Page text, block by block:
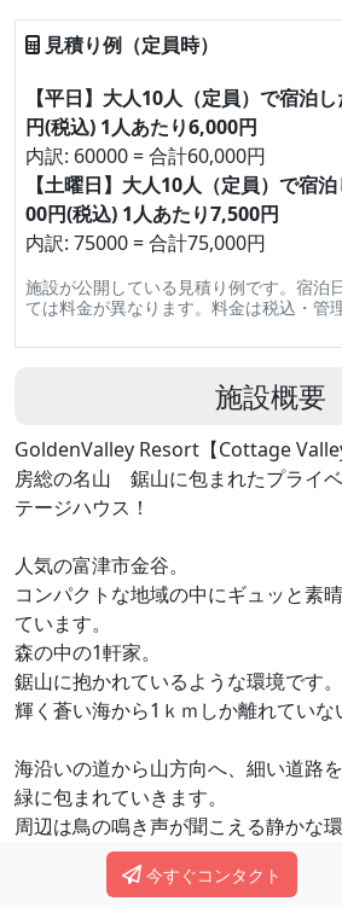
見積り例（定員時）
【平日】大人10人（定員）で宿泊
円(税込) 1人あたり6,000円
内訳: 60000 = 合計60,000円
【土曜日】大人10人（定員）で宿
00円(税込) 1人あたり7,500円
内訳: 75000 = 合計75,000円
施設が公開している見積り例です。宿泊
ては料金が異なります。料金は税込・管理
施設概要
GoldenValley Resort【Cottage Valley
房総の名山 鋸山に包まれたプライ
テージハウス！
人気の富津市金谷。
コンパクトな地域の中にギュッと素
ています。
森の中の1軒家。
鋸山に抱かれているような環境です。
輝く蒼い海から1ｋｍしか離れていな
海沿いの道から山方向へ、細い道路
緑に包まれていきます。
周辺は鳥の鳴き声が聞こえる静かな環
室内も森に包まれたような造りが自慢
今すぐコンタクト